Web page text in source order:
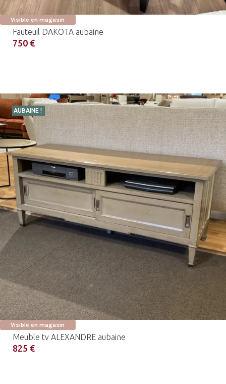
Visible en magasin
Fauteuil DAKOTA aubaine
750 €
AUBAINE !
Visible en magasin
Meuble tv ALEXANDRE aubaine
825 €